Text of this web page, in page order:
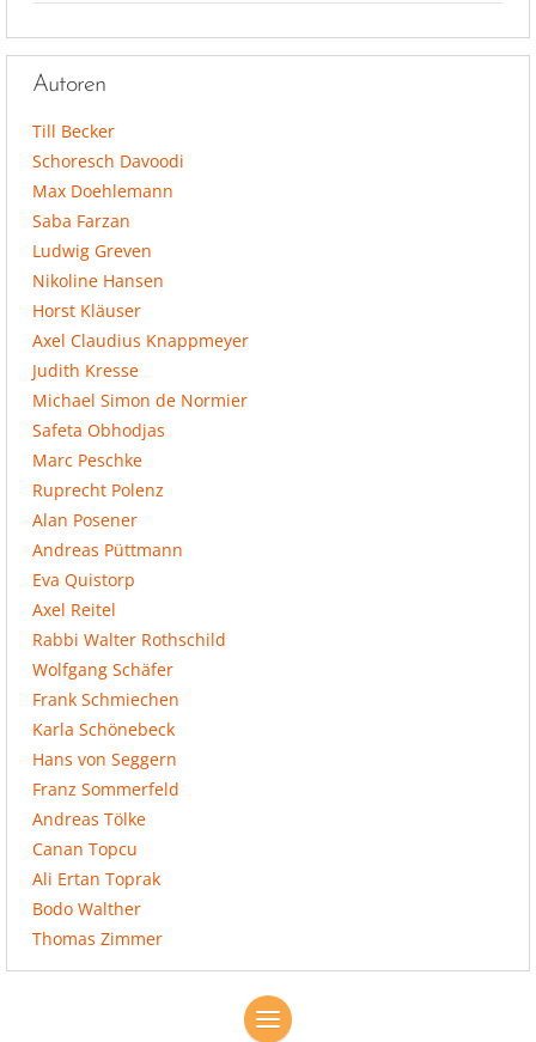
Autoren
Till Becker
Schoresch Davoodi
Max Doehlemann
Saba Farzan
Ludwig Greven
Nikoline Hansen
Horst Kläuser
Axel Claudius Knappmeyer
Judith Kresse
Michael Simon de Normier
Safeta Obhodjas
Marc Peschke
Ruprecht Polenz
Alan Posener
Andreas Püttmann
Eva Quistorp
Axel Reitel
Rabbi Walter Rothschild
Wolfgang Schäfer
Frank Schmiechen
Karla Schönebeck
Hans von Seggern
Franz Sommerfeld
Andreas Tölke
Canan Topcu
Ali Ertan Toprak
Bodo Walther
Thomas Zimmer